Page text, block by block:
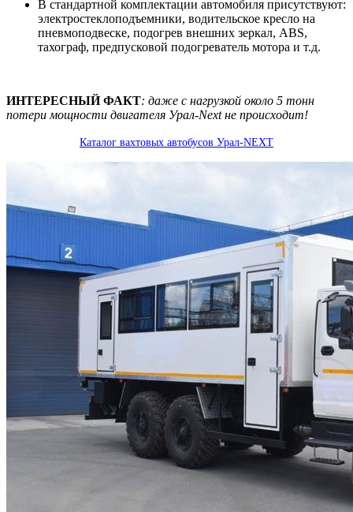
В стандартной комплектации автомобиля присутствуют:
электростеклоподъемники, водительское кресло на
пневмоподвеске, подогрев внешних зеркал, ABS,
тахограф, предпусковой подогреватель мотора и т.д.
ИНТЕРЕСНЫЙ ФАКТ: даже с нагрузкой около 5 тонн
потери мощности двигателя Урал-Next не происходит!
Каталог вахтовых автобусов Урал-NEXT